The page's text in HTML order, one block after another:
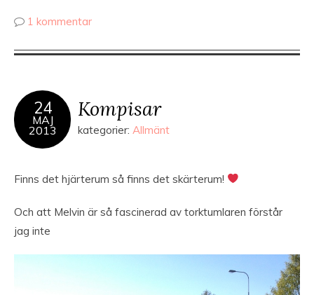
1 kommentar
24
MAJ
2013
Kompisar
kategorier: Allmänt
Finns det hjärterum så finns det skärterum!
Och att Melvin är så fascinerad av torktumlaren förstår
jag inte